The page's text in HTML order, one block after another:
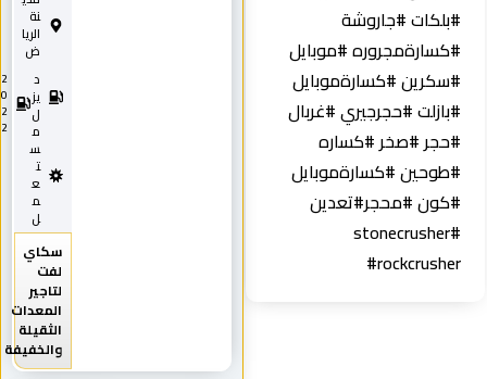
#بلكات #جاروشة
#كسارةمجروره #موبايل
#سكرين #كسارةموبايل
#بازلت #حجرجيري #غربال
#حجر #صخر #كساره
#طوحين #كسارةموبايل
#كون #محجر#تعدين
‏#stonecrusher
#rockcrusher
نة
الريا
يز
ت
ع
0
2
سكاي
لتاجير
المعدات
الثقيلة
والخفيفة